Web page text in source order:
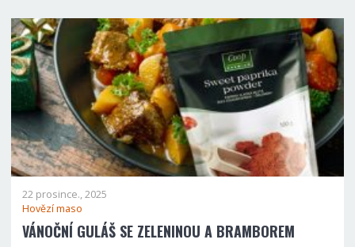
22 prosince., 2025
Hovězí maso
VÁNOČNÍ GULÁŠ SE ZELENINOU A BRAMBOREM